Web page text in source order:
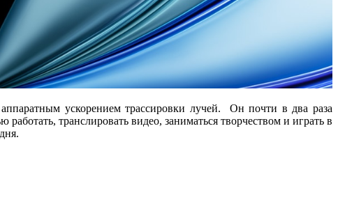
ускорением трассировки лучей. Он почти в два раза
транслировать видео, заниматься творчеством и играть в